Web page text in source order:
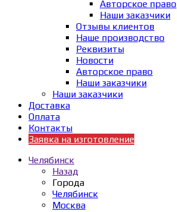
Авторское право
Наши заказчики
Отзывы клиентов
Наше производство
Реквизиты
Новости
Авторское право
Наши заказчики
Наши заказчики
Доставка
Оплата
Контакты
Заявка на изготовление
Челябинск
Назад
Города
Челябинск
Москва